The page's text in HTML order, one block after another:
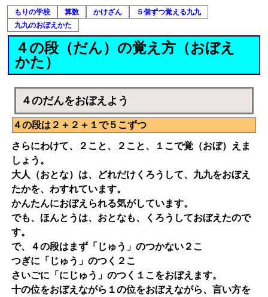
もりの学校 算数 かけざん
５個ずつ覚える九九
九九のおぼえかた
４の段（だん）の覚え方（おぼえ
かた）
４のだんをおぼえよう
４の段は２＋２＋１で５こずつ
さらにわけて、２こと、２こと、１こで覚（おぼ）えま
しょう。
大人（おとな）は、どれだけくろうして、九九をおぼえ
たかを、わすれています。
かんたんにおぼえられる気がしています。
でも、ほんとうは、おとなも、くろうしておぼえたので
す。
で、４の段はまず「じゅう」のつかない２こ
つぎに「じゅう」のつく２こ
さいごに「にじゅう」のつく１こをおぼえます。
十の位をおぼえながら１の位をおぼえながら、言い方を